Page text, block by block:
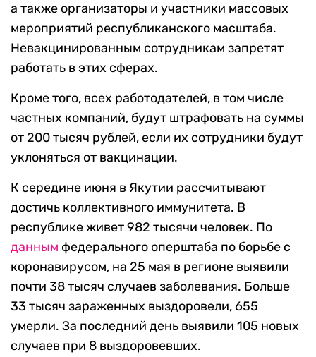
а также организаторы и участники массовых
мероприятий республиканского масштаба.
Невакцинированным сотрудникам запретят
работать в этих сферах.
Кроме того, всех работодателей, в том числе
частных компаний, будут штрафовать на суммы
от 200 тысяч рублей, если их сотрудники будут
уклоняться от вакцинации.
К середине июня в Якутии рассчитывают
достичь коллективного иммунитета. В
республике живет 982 тысячи человек. По
данным федерального оперштаба по борьбе с
коронавирусом, на 25 мая в регионе выявили
почти 38 тысяч случаев заболевания. Больше
33 тысяч зараженных выздоровели, 655
умерли. За последний день выявили 105 новых
случаев при 8 выздоровевших.